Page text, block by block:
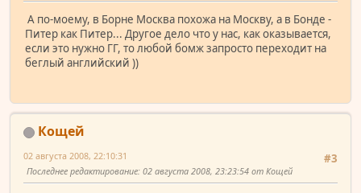
А по-моему, в Борне Москва похожа на Москву, а в Бонде -
Питер как Питер... Другое дело что у нас, как оказывается,
если это нужно ГГ, то любой бомж запросто переходит на
беглый английский ))
Кощей
#3
02 августа 2008, 22:10:31
Последнее редактирование: 02 августа 2008, 23:23:54 от Кощей